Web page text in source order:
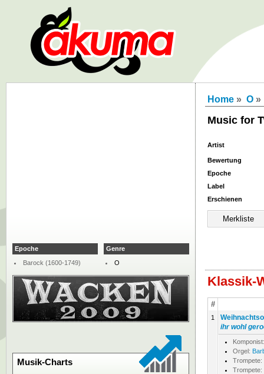
Home » O »
Music for
Artist
Bewertung
Epoche
Label
Erschienen
Klassik-
#
1
ihr wohl
Orgel:
Trompete:
Trompete:
Epoche
Barock (1600-1749)
Genre
O
Musik-Charts